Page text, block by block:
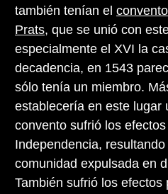
también tenían el
Prats, que se unió con
especialmente el XVI la
decadencia, en 1543
sólo tenía un miembro.
establecería en este lugar
convento sufrió los
Independencia,
comunidad expulsada en
También sufrió los efectos